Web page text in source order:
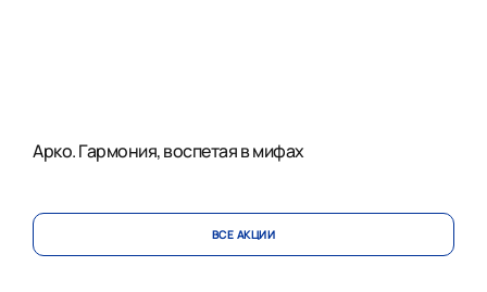
Арко. Гармония, воспетая в мифах
ВСЕ АКЦИИ